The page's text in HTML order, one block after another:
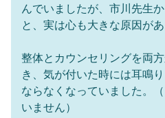
んでいましたが、市川先生
と、実は心も大きな原因が
整体とカウンセリングを両
き、気が付いた時には耳鳴
ならなくなっていました。
いません）